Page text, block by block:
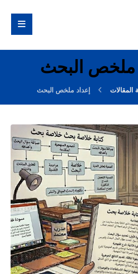
ملخص البحث
إعداد ملخص البحث